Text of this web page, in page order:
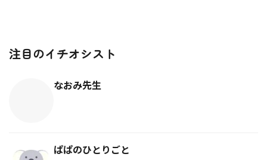
注目のイチオシスト
なおみ先生
ぱぱのひとりごと